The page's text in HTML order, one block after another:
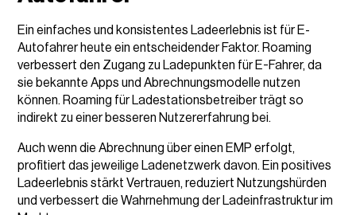
Ein einfaches und konsistentes Ladeerlebnis ist für E-
Autofahrer heute ein entscheidender Faktor. Roaming
verbessert den Zugang zu Ladepunkten für E-Fahrer, da
sie bekannte Apps und Abrechnungsmodelle nutzen
können. Roaming für Ladestationsbetreiber trägt so
indirekt zu einer besseren Nutzererfahrung bei.
Auch wenn die Abrechnung über einen EMP erfolgt,
profitiert das jeweilige Ladenetzwerk davon. Ein positives
Ladeerlebnis stärkt Vertrauen, reduziert Nutzungshürden
und verbessert die Wahrnehmung der Ladeinfrastruktur im